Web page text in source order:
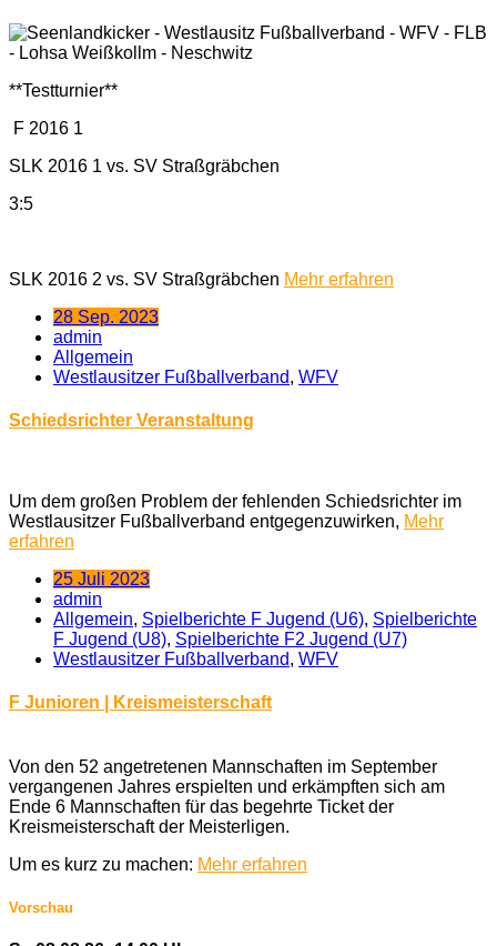
**Testturnier**
F 2016 1
SLK 2016 1 vs. SV Straßgräbchen
3:5
SLK 2016 2 vs. SV Straßgräbchen Mehr erfahren
28 Sep. 2023
admin
Allgemein
Westlausitzer Fußballverband, WFV
Schiedsrichter Veranstaltung
Um dem großen Problem der fehlenden Schiedsrichter im
Westlausitzer Fußballverband entgegenzuwirken, Mehr
erfahren
25 Juli 2023
admin
Allgemein, Spielberichte F Jugend (U6), Spielberichte
F Jugend (U8), Spielberichte F2 Jugend (U7)
Westlausitzer Fußballverband, WFV
F Junioren | Kreismeisterschaft
Von den 52 angetretenen Mannschaften im September
vergangenen Jahres erspielten und erkämpften sich am
Ende 6 Mannschaften für das begehrte Ticket der
Kreismeisterschaft der Meisterligen.
Um es kurz zu machen: Mehr erfahren
Vorschau